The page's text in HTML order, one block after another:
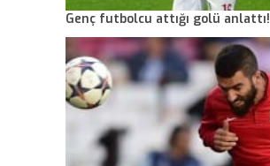
Genç futbolcu attığı golü anlattı!